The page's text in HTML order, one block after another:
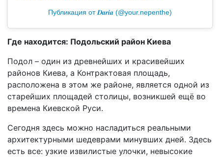
Публикация от 𝑫𝒂𝒓𝒊𝒂 (@your.nepenthe)
Где находится: Подольский район Киева
Подол – один из древнейших и красивейших
районов Киева, а Контрактовая площадь,
расположена в этом же районе, является одной из
старейших площадей столицы, возникшей ещё во
времена Киевской Руси.
Сегодня здесь можно насладиться реальными
архитектурными шедеврами минувших дней. Здесь
есть все: узкие извилистые улочки, невысокие